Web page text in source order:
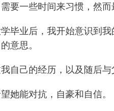
要一些时间来习惯，然而
毕业后，我开始意识到
意思。
自己的经历，以及随后
她能对抗，自豪和自信。